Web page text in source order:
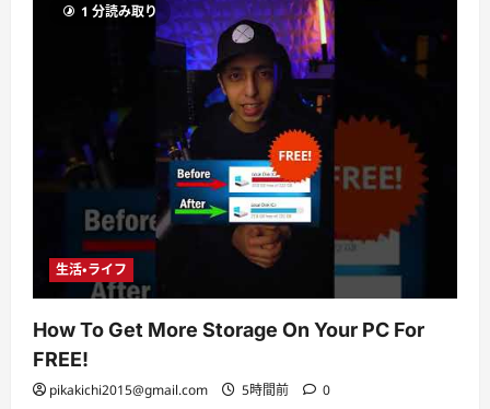
1 分読み取り
生活・ライフ
How To Get More Storage On Your PC For
FREE!
pikakichi2015@gmail.com 5時間前 0